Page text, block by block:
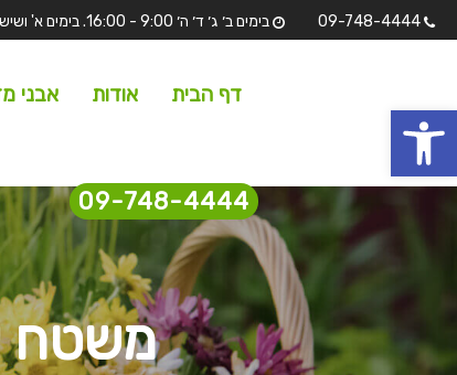
בימים ב׳ ג׳ ד׳ ה׳ 9:00 - 16:00. בימים א' ושישי פתוחים לתצוגה בלבד מ 7:00 - 13:00 שבת וחגים סגורים.
דף הבית אודות אבני
09-748-4444
משטח